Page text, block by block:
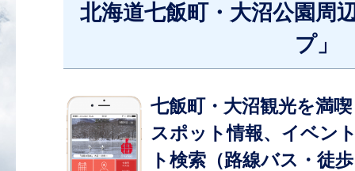
北海道七飯町・大沼公園周
プ」
七飯町・大沼観光を満
スポット情報、イベン
ト検索（路線バス・徒